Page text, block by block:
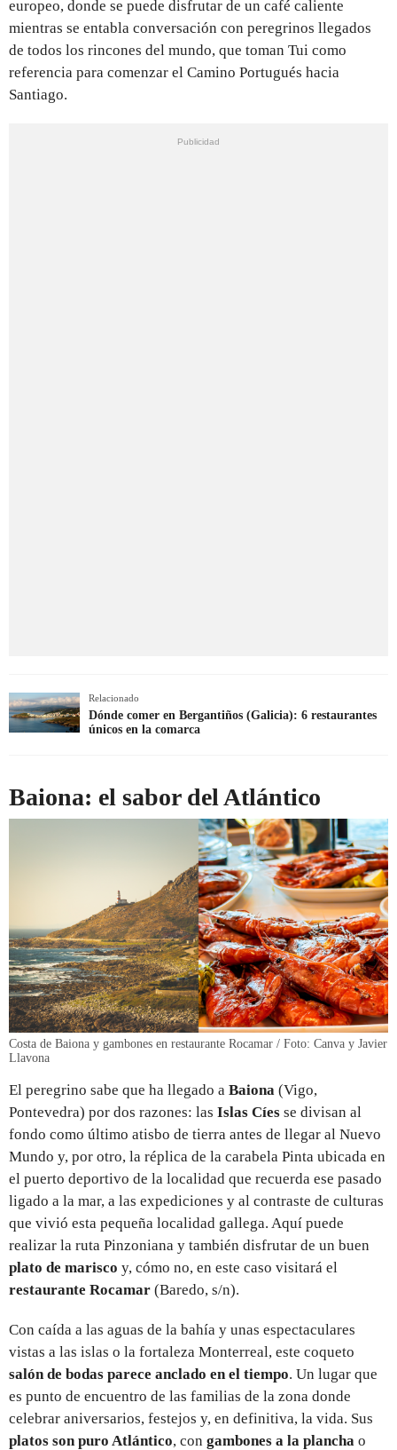
europeo, donde se puede disfrutar de un café caliente
mientras se entabla conversación con peregrinos llegados
de todos los rincones del mundo, que toman Tui como
referencia para comenzar el Camino Portugués hacia
Santiago.
Relacionado
Dónde comer en Bergantiños (Galicia): 6 restaurantes
únicos en la comarca
Baiona: el sabor del Atlántico
Costa de Baiona y gambones en restaurante Rocamar / Foto: Canva y Javier
Llavona
El peregrino sabe que ha llegado a Baiona (Vigo,
Pontevedra) por dos razones: las Islas Cíes se divisan al
fondo como último atisbo de tierra antes de llegar al Nuevo
Mundo y, por otro, la réplica de la carabela Pinta ubicada en
el puerto deportivo de la localidad que recuerda ese pasado
ligado a la mar, a las expediciones y al contraste de culturas
que vivió esta pequeña localidad gallega. Aquí puede
realizar la ruta Pinzoniana y también disfrutar de un buen
plato de marisco y, cómo no, en este caso visitará el
restaurante Rocamar (Baredo, s/n).
Con caída a las aguas de la bahía y unas espectaculares
vistas a las islas o la fortaleza Monterreal, este coqueto
salón de bodas parece anclado en el tiempo. Un lugar que
es punto de encuentro de las familias de la zona donde
celebrar aniversarios, festejos y, en definitiva, la vida. Sus
platos son puro Atlántico, con gambones a la plancha o